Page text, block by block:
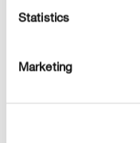
Statistics
Marketing
záhradný humus
prírodných
zabezpečujú